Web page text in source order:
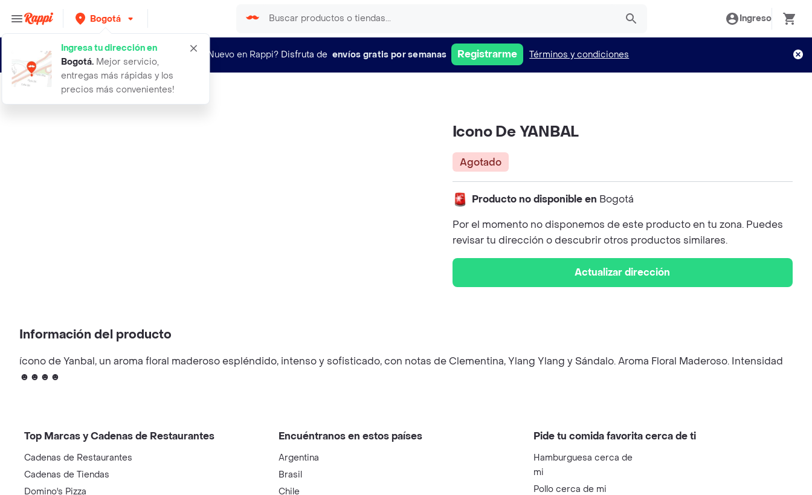
Bogotá
Ingresa tu dirección en
Bogotá. Mejor servicio,
entregas más rápidas y los
precios más convenientes!
Ingreso
¿Nuevo en Rappi? Disfruta de envíos gratis por semanas Registrarme Términos y condiciones
icono de yanbal
Icono De YANBAL
Agotado
Producto no disponible en Bogotá
Por el momento no disponemos de este producto en tu zona. Puedes
revisar tu dirección o descubrir otros productos similares.
Actualizar dirección
Información del producto
ícono de Yanbal, un aroma floral maderoso espléndido, intenso y sofisticado, con notas de Clementina, Ylang Ylang y Sándalo. Aroma Floral Maderoso. Intensidad
☻☻☻☻
Top Marcas y Cadenas de Restaurantes
Cadenas de Restaurantes
Cadenas de Tiendas
Domino's Pizza
Encuéntranos en estos países
Argentina
Brasil
Chile
Pide tu comida favorita cerca de ti
Hamburguesa cerca de
mi
Pollo cerca de mi